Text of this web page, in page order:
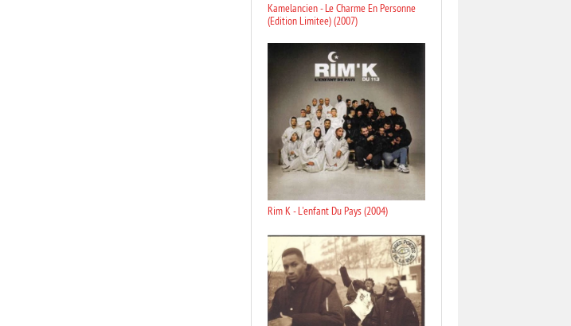
Kamelancien - Le Charme En Personne
(Edition Limitee) (2007)
Rim K - L'enfant Du Pays (2004)